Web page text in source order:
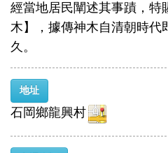
經當地居民闡述其事蹟，特
木】，據傳神木自清朝時代
久。
地址
石岡鄉龍興村